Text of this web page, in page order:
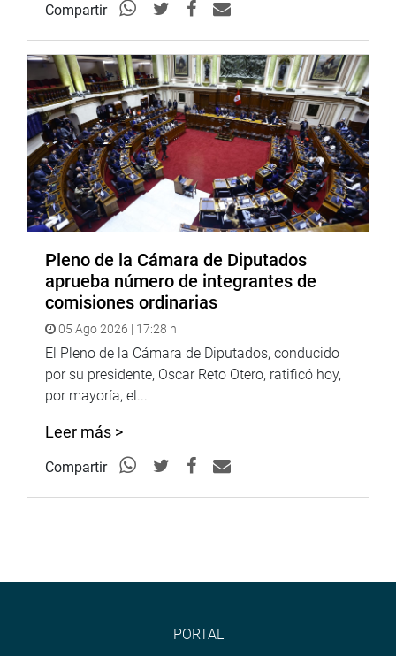
Puede encontrar más información en nuestra página web
https://www.facebook.com/congresodelarepublicadelperu?
fref=tsTwitter:https://twitter.com/congresoperu
Facebook:https://goo.gl/s5t7XN
Twitter:https://goo.gl/iMywRR
YouTube:https://goo.gl/VBXBNk
http://www4.congreso.gob.pe/heraldo/index.asp
fotografia.congreso.gob.pe
Compartir
Pleno de la Cámara de Diputados
aprueba número de integrantes de
comisiones ordinarias
05 Ago 2026 | 17:28 h
El Pleno de la Cámara de Diputados, conducido
por su presidente, Oscar Reto Otero, ratificó hoy,
por mayoría, el...
Leer más >
Compartir
PORTAL